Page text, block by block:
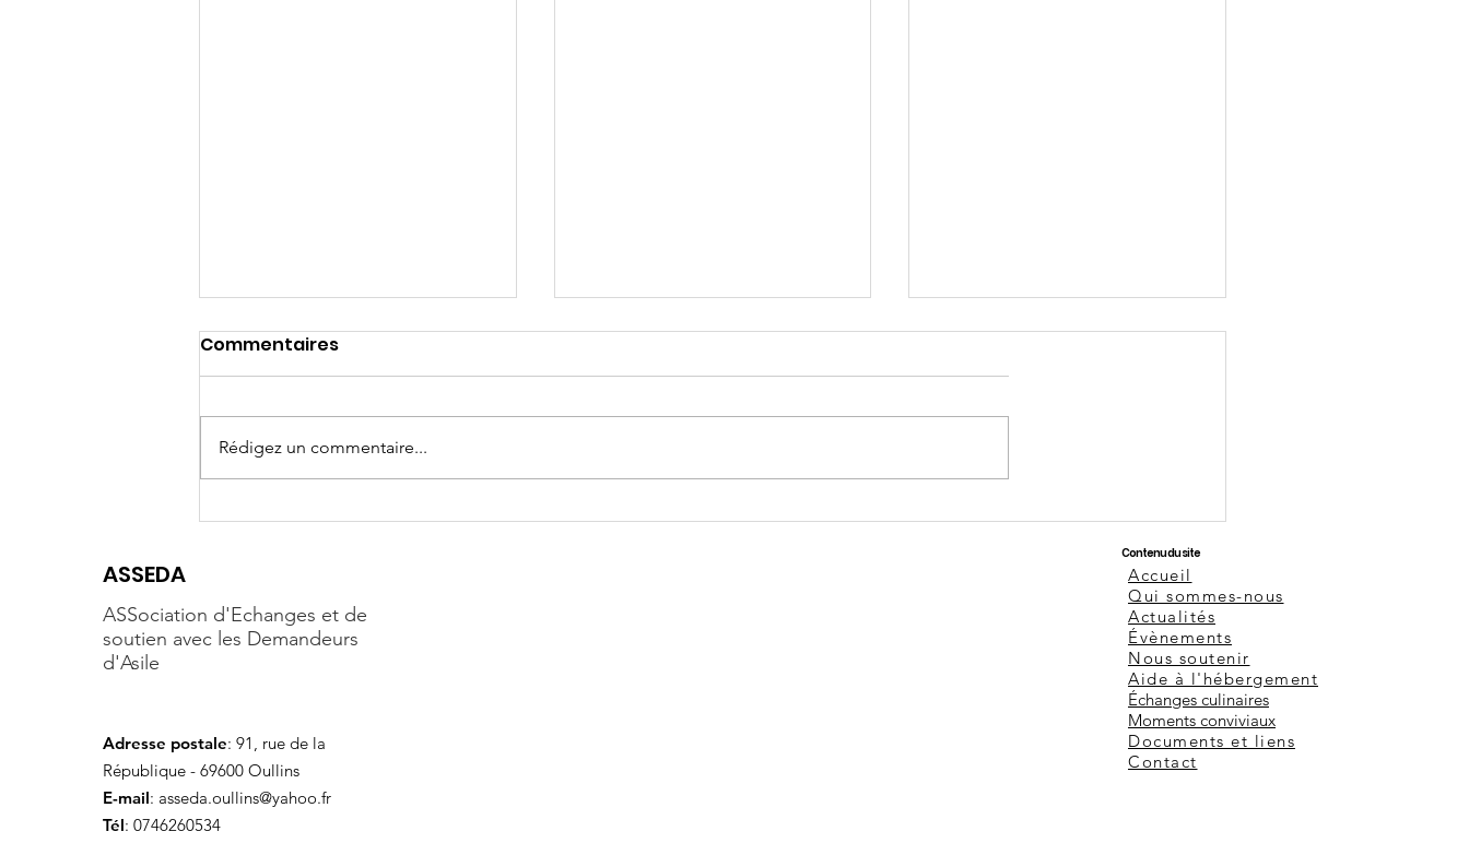
Recette du fameux
Commentaires
Rédigez un commentaire...
ASSEDA
ASSociation d'Echanges et de
soutien avec les Demandeurs
d'Asile
Adresse postale: 91, rue de la
République - 69600 Oullins
E-mail: asseda.oullins@yahoo.fr
Tél: 0746260534
Contenu du site
Accueil
Qui sommes-nous
Actualités
Évènements
Nous soutenir
Aide à l'hébergement
Échanges culinaires
Moments conviviaux
Documents et liens
Contact